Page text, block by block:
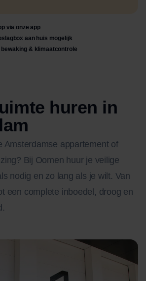
via onze app
aan huis mogelijk
& klimaatcontrole
huren in
Amsterdamse appartement of
Bij Oomen huur je veilige
nodig en zo lang als je wilt. Van
een complete inboedel, droog en